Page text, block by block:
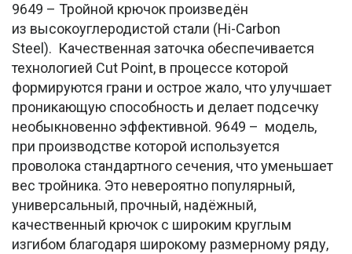
9649 – Тройной крючок произведён
из высокоуглеродистой стали (Hi-Carbon
Steel). Качественная заточка обеспечивается
технологией Cut Point, в процессе которой
формируются грани и острое жало, что улучшает
проникающую способность и делает подсечку
необыкновенно эффективной. 9649 – модель,
при производстве которой используется
проволока стандартного сечения, что уменьшает
вес тройника. Это невероятно популярный,
универсальный, прочный, надёжный,
качественный крючок с широким круглым
изгибом благодаря широкому размерному ряду,